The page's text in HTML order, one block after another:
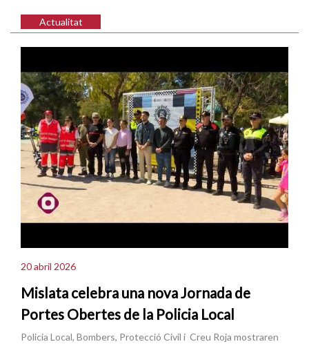
Actualitat
20 abril 2026
Mislata celebra una nova Jornada de
Portes Obertes de la Policia Local
Policia Local, Bombers, Protecció Civil i Creu Roja mostraren